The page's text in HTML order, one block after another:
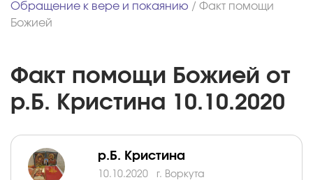
Обращение к вере и покаянию / Факт помощи
Божией
Факт помощи Божией от
р.Б. Кристина 10.10.2020
р.Б. Кристина
10.10.2020 г. Воркута